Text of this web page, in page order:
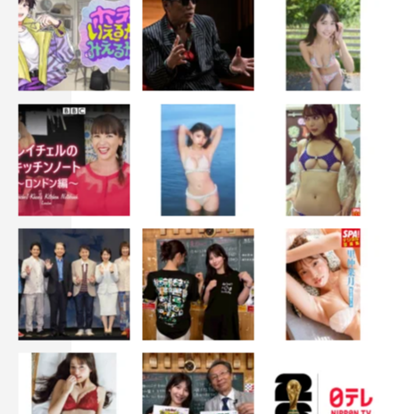
制作プロダクション：スタジオブルー
配給：東映ビデオ
製作：ABEMA 東映ビデオ
©2020「アンダードッグ」製作委員会